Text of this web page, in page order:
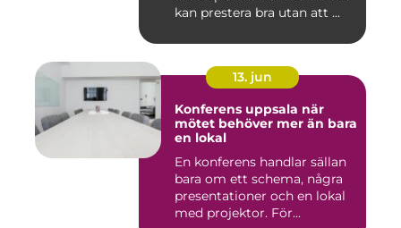
kan prestera bra utan att ...
13. jun
Konferens uppsala när
mötet behöver mer än bara
en lokal
En konferens handlar sällan
bara om ett schema, några
presentationer och en lokal
med projektor. För...